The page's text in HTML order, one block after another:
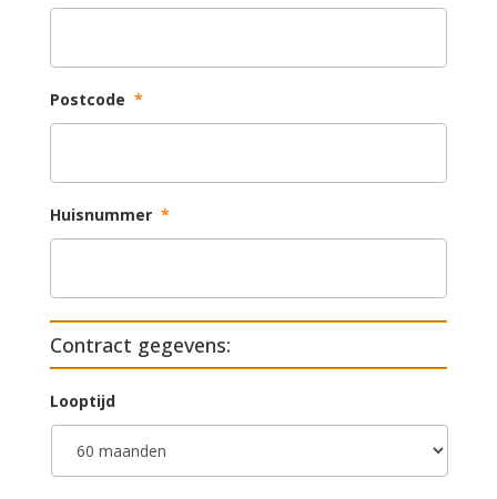
Postcode *
Huisnummer *
Contract gegevens:
Looptijd